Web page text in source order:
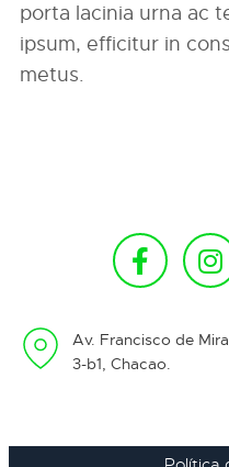
porta lacinia urna ac
ipsum, efficitur in
metus.
Av. Francisco de
3-b1, Chacao.